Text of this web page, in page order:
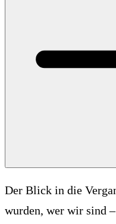
Der Blick in die
wurden, wer wir sind